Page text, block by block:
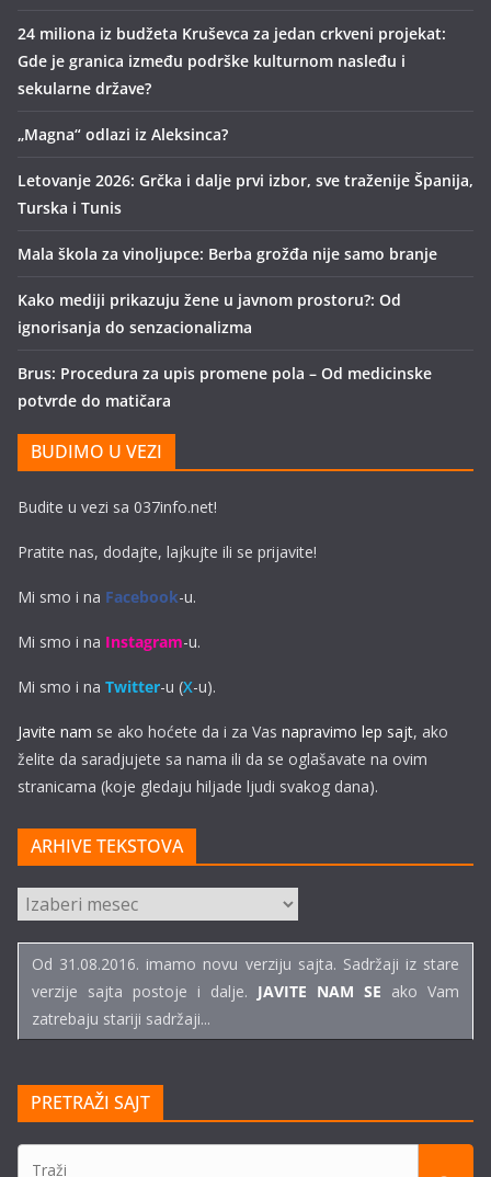
24 miliona iz budžeta Kruševca za jedan crkveni projekat:
Gde je granica između podrške kulturnom nasleđu i
sekularne države?
„Magna“ odlazi iz Aleksinca?
Letovanje 2026: Grčka i dalje prvi izbor, sve traženije Španija,
Turska i Tunis
Mala škola za vinoljupce: Berba grožđa nije samo branje
Kako mediji prikazuju žene u javnom prostoru?: Od
ignorisanja do senzacionalizma
Brus: Procedura za upis promene pola – Od medicinske
potvrde do matičara
BUDIMO U VEZI
Budite u vezi sa 037info.net!
Pratite nas, dodajte, lajkujte ili se prijavite!
Mi smo i na Facebook-u.
Mi smo i na Instagram-u.
Mi smo i na Twitter-u (X-u).
Javite nam se ako hoćete da i za Vas napravimo lep sajt, ako
želite da saradjujete sa nama ili da se oglašavate na ovim
stranicama (koje gledaju hiljade ljudi svakog dana).
ARHIVE TEKSTOVA
ARHIVE
TEKSTOVA
Od 31.08.2016. imamo novu verziju sajta. Sadržaji iz stare
verzije sajta postoje i dalje. JAVITE NAM SE ako Vam
zatrebaju stariji sadržaji...
PRETRAŽI SAJT